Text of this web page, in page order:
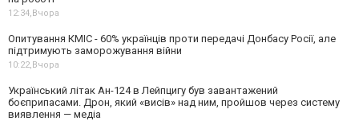
12:34,Вчора
Опитування КМІС - 60% українців проти передачі Донбасу Росії, але
підтримують заморожування війни
10:22,Вчора
Український літак Ан-124 в Лейпцигу був завантажений
боєприпасами. Дрон, який «висів» над ним, пройшов через систему
виявлення — медіа